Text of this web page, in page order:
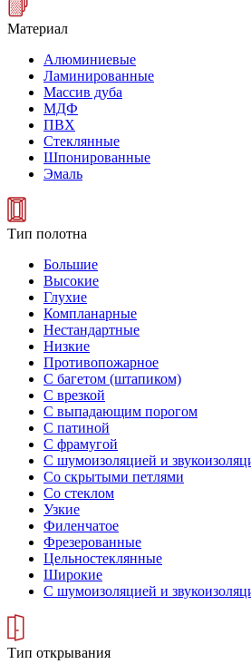
Материал
Алюминиевые
Ламинированные
Массив дуба
МДФ
ПВХ
Стеклянные
Шпонированные
Эмаль
Тип полотна
Большие
Высокие
Глухие
Компланарные
Нестандартные
Низкие
Противопожарное
С багетом (штапиком)
С врезкой
С выпадающим порогом
С патиной
С фрамугой
С шумоизоляцией и
Со скрытыми петлями
Со стеклом
Узкие
Филенчатое
Фрезерованные
Цельностеклянные
Широкие
С шумоизоляцией и
Тип открывания